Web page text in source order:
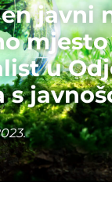
javni
mjesto
u
s